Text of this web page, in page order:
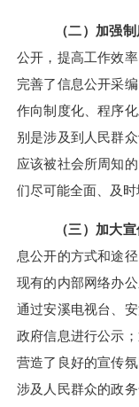
（二）加强
公开，提高工作效
完善了信息公开采
作向制度化、程序
别是涉及到人民群
应该被社会所周知
们尽可能全面、及时
（三）加大
息公开的方式和途
现有的内部网络办
通过安溪电视台、
政府信息进行公示
营造了良好的宣传
涉及人民群众的政